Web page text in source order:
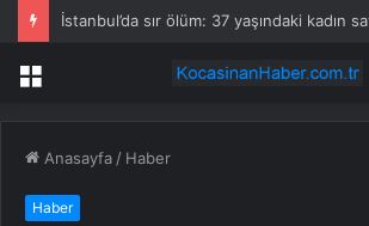
Menü
Anasayfa / Haber
Haber